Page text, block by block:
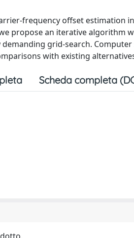
frequency offset estimation
propose an iterative algorithm
grid-search.
with existing
Scheda completa